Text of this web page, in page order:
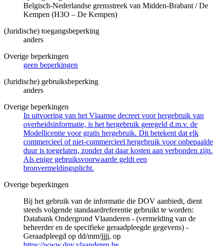
Belgisch-Nederlandse grensstreek van Midden-Brabant / De
Kempen (H3O – De Kempen)
(Juridische) toegangsbeperking
anders
Overige beperkingen
geen beperkingen
(Juridische) gebruiksbeperking
anders
Overige beperkingen
In uitvoering van het Vlaamse decreet voor hergebruik van
overheidsinformatie, is het hergebruik geregeld d.m.v. de
Modellicentie voor gratis hergebruik. Dit betekent dat elk
commercieel of niet-commercieel hergebruik voor onbepaalde
duur is toegelaten, zonder dat daar kosten aan verbonden zijn.
Als enige gebruiksvoorwaarde geldt een
bronvermeldingsplicht.
Overige beperkingen
Bij het gebruik van de informatie die DOV aanbiedt, dient
steeds volgende standaardreferentie gebruikt te worden:
Databank Ondergrond Vlaanderen - (vermelding van de
beheerder en de specifieke geraadpleegde gegevens) -
Geraadpleegd op dd/mm/jjjj, op